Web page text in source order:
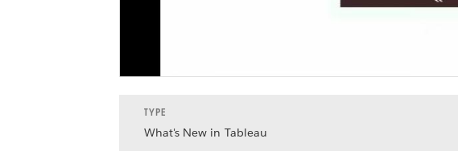
TYPE
What's New in Tableau